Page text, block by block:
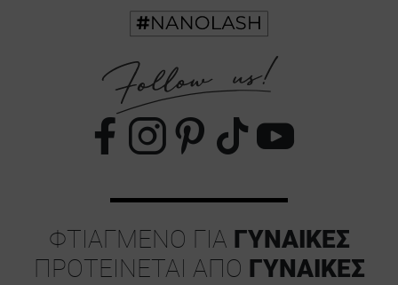
ΦΤΙΑΓΜΈΝΟ ΓΙΑ ΓΥΝΑΊΚΕΣ
ΠΡΟΤΕΊΝΕΤΑΙ ΑΠΌ ΓΥΝΑΊΚΕΣ